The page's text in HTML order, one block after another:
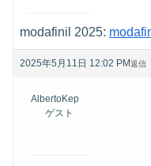
modafinil 2025:
2025年5月11日 12:02 PM返信
AlbertoKep
ゲスト